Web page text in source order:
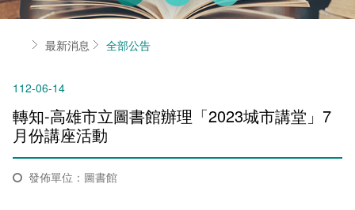
教務公告
學系公告
行政公告
活動研習
招標徵才
空大簡介
立案證明
空大校史
空大有利的學習條件
組織架構
本校位置
空大校刊
資訊圖像化專區
校內分機(pdf)
行政單位
行政單位簡介
我們的校長
校長室
教務處註冊組
學術單位
學術單位簡介
通識教育中心
工商管理學系
主題網站
其他好站
國內外開放課程
校務資訊
招生資訊
首頁最新消息 全部公告
112-06-14
轉知-高雄市立圖書館辦理「2023城市講堂」7
月份講座活動
發佈單位：圖書館